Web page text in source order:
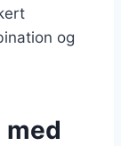
og